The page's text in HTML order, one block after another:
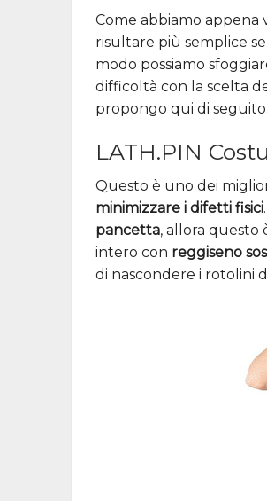
Come abbiamo appena
risultare più semplice
modo possiamo
difficoltà con la scelta
propongo qui di seguito.
LATH.PIN
Questo è uno dei
minimizzare i difetti fisici
pancetta, allora questo
intero con reggiseno
di nascondere i rotolini